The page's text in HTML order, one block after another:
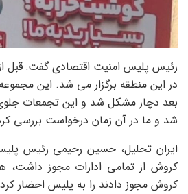
رئیس پلیس امنیت اقتصادی گفت: قبل
در این منطقه برگزار می شد. این
بعد دچار مشکل شد و این تجمعات
شد و ما در آن زمان درخواست بررسی
ایران تحلیل، حسین رحیمی رئیس
کروش از تمامی ادارات مجوز
کروش مجوز دادند را به پلیس احضار